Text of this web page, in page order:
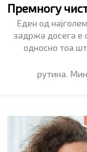
Премногу
Еден од
задржа досега е
односно тоа
рутина.